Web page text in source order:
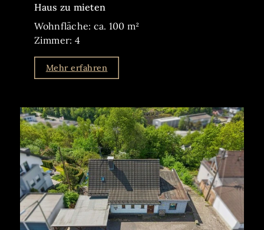
Haus zu mieten
Wohnfläche: ca. 100 m²
Zimmer: 4
Mehr erfahren